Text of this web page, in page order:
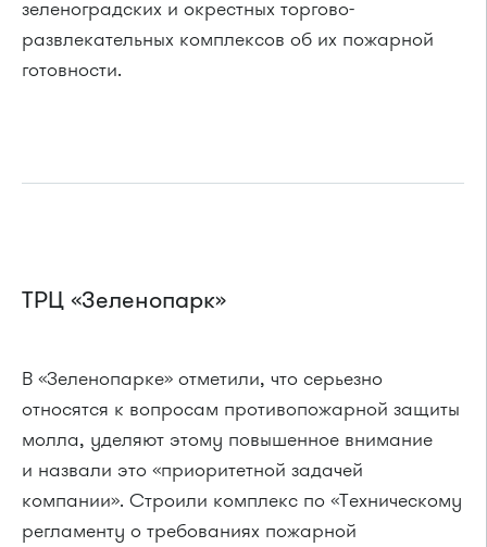
зеленоградских и окрестных торгово-
развлекательных комплексов об их пожарной
готовности.
ТРЦ «Зеленопарк»
В «Зеленопарке» отметили, что серьезно
относятся к вопросам противопожарной защиты
молла, уделяют этому повышенное внимание
и назвали это «приоритетной задачей
компании». Строили комплекс по «Техническому
регламенту о требованиях пожарной